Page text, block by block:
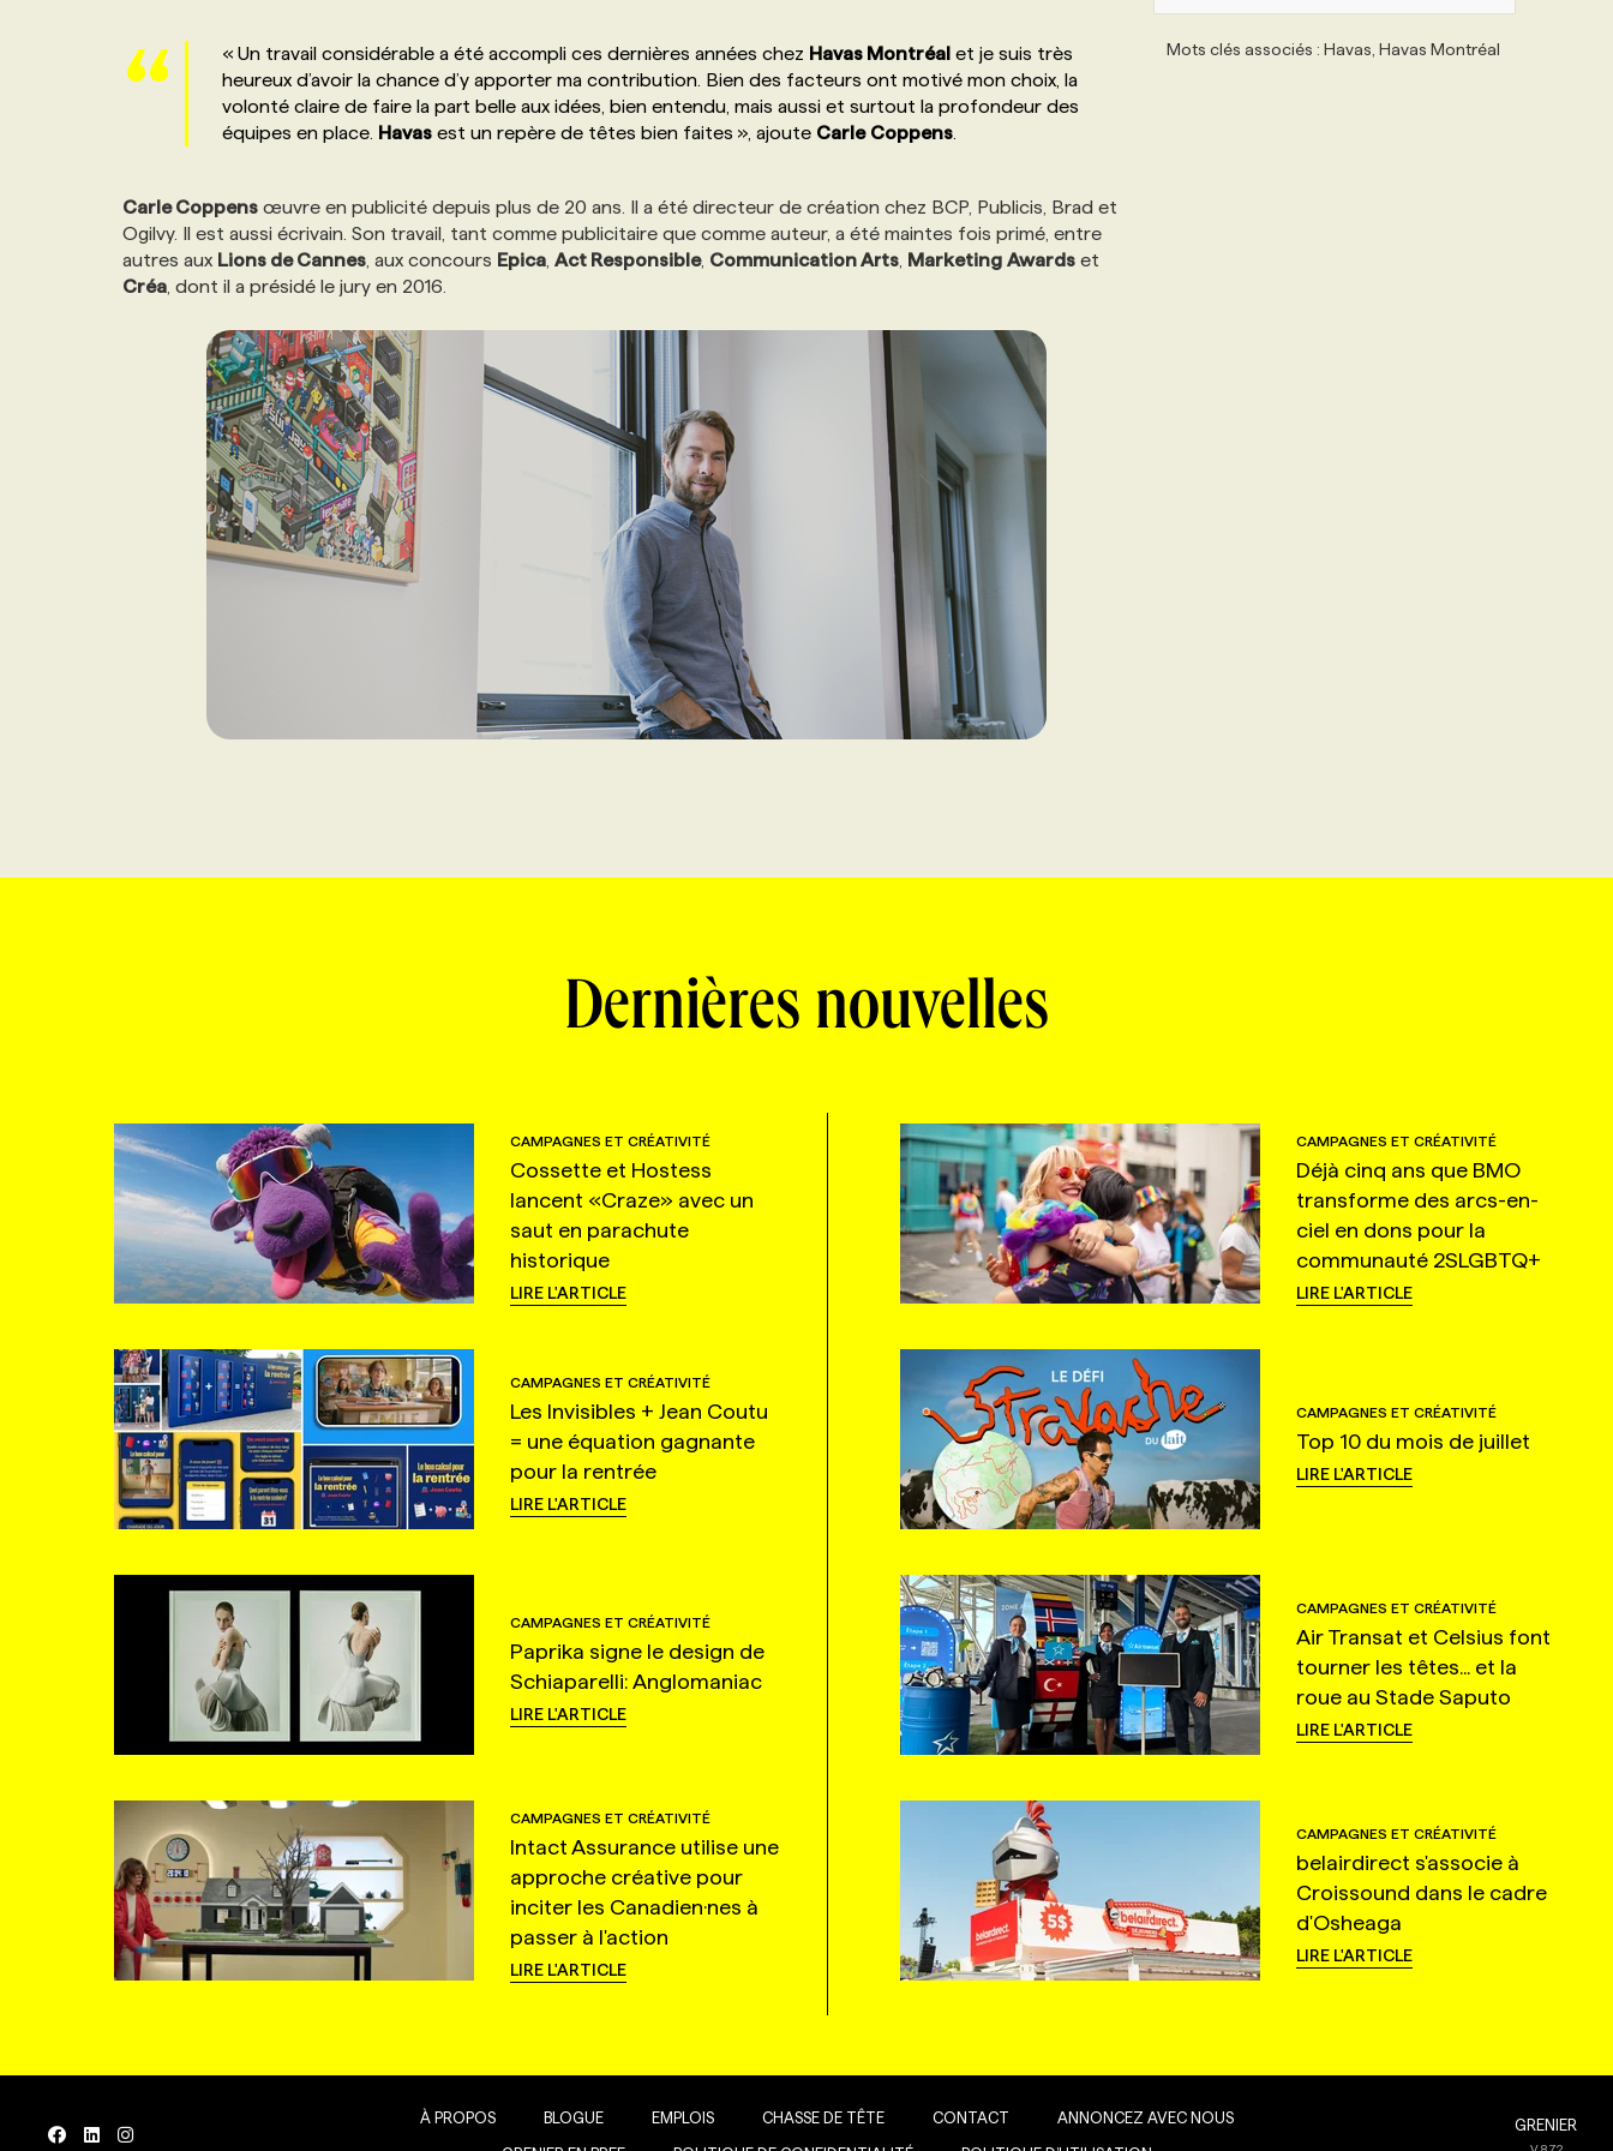
PROGRAMMES DE SUBVENTIONS
ANNONCEZ AVEC NOUS
« Un travail considérable a été accompli ces dernières années chez Havas Montréal et je suis très
heureux d’avoir la chance d’y apporter ma contribution. Bien des facteurs ont motivé mon choix, la
volonté claire de faire la part belle aux idées, bien entendu, mais aussi et surtout la profondeur des
équipes en place. Havas est un repère de têtes bien faites », ajoute Carle Coppens
Carle Coppens œuvre en publicité depuis plus de 20 ans. Il a été directeur de création chez BCP, Publicis, Brad et
Ogilvy. Il est aussi écrivain. Son travail, tant comme publicitaire que comme auteur, a été maintes fois primé, entre
autres aux Lions de Cannes , aux concours Epica Act Responsible, Communication Arts Marketing Awards et
Créa , dont il a présidé le jury en 2016.
Mots clés associés : Havas, Havas Montréal
Dernières nouvelles
CAMPAGNES ET CRÉATIVITÉ
Cossette et Hostess
lancent «Craze» avec un
saut en parachute
historique
LIRE L'ARTICLE
CAMPAGNES ET CRÉATIVITÉ
Déjà cinq ans que BMO
transforme des arcs-en-
ciel en dons pour la
communauté 2SLGBTQ+
LIRE L'ARTICLE
CAMPAGNES ET CRÉATIVITÉ
Les Invisibles + Jean Coutu
= une équation gagnante
pour la rentrée
LIRE L'ARTICLE
CAMPAGNES ET CRÉATIVITÉ
Top 10 du mois de juillet
LIRE L'ARTICLE
CAMPAGNES ET CRÉATIVITÉ
Paprika signe le design de
Schiaparelli: Anglomaniac
LIRE L'ARTICLE
CAMPAGNES ET CRÉATIVITÉ
Air Transat et Celsius font
tourner les têtes... et la
roue au Stade Saputo
LIRE L'ARTICLE
CAMPAGNES ET CRÉATIVITÉ
Intact Assurance utilise une
approche créative pour
inciter les Canadien·nes à
passer à l'action
LIRE L'ARTICLE
CAMPAGNES ET CRÉATIVITÉ
belairdirect s'associe à
Croissound dans le cadre
d'Osheaga
LIRE L'ARTICLE
À PROPOS BLOGUE EMPLOIS CHASSE DE TÊTE CONTACT ANNONCEZ AVEC NOUS GRENIER